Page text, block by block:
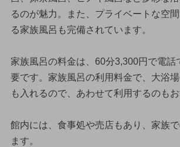
るのが魅力。また、プライベートな空
る家族風呂も完備されています。
家族風呂の料金は、60分3,300円で電話
要です。家族風呂の利用料金で、大浴
も入れるので、あわせて利用するのも
館内には、食事処や売店もあり、家族
ます。